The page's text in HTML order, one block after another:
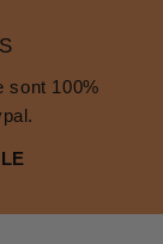
sont 100%